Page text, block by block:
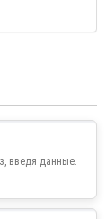
введя данные.